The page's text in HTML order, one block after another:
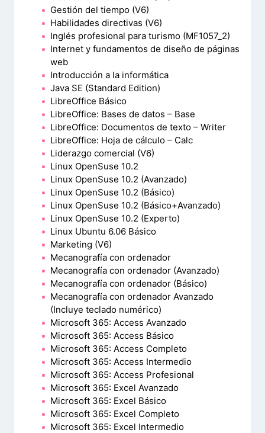
Gestión del tiempo (V6)
Habilidades directivas (V6)
Inglés profesional para turismo (MF1057_2)
Internet y fundamentos de diseño de páginas
web
Introducción a la informática
Java SE (Standard Edition)
LibreOffice Básico
LibreOffice: Bases de datos – Base
LibreOffice: Documentos de texto – Writer
LibreOffice: Hoja de cálculo – Calc
Liderazgo comercial (V6)
Linux OpenSuse 10.2
Linux OpenSuse 10.2 (Avanzado)
Linux OpenSuse 10.2 (Básico)
Linux OpenSuse 10.2 (Básico+Avanzado)
Linux OpenSuse 10.2 (Experto)
Linux Ubuntu 6.06 Básico
Marketing (V6)
Mecanografía con ordenador
Mecanografía con ordenador (Avanzado)
Mecanografía con ordenador (Básico)
Mecanografía con ordenador Avanzado
(Incluye teclado numérico)
Microsoft 365: Access Avanzado
Microsoft 365: Access Básico
Microsoft 365: Access Completo
Microsoft 365: Access Intermedio
Microsoft 365: Access Profesional
Microsoft 365: Excel Avanzado
Microsoft 365: Excel Básico
Microsoft 365: Excel Completo
Microsoft 365: Excel Intermedio